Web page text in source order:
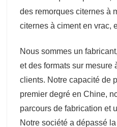
des remorques citernes à
citernes à ciment en vrac,
Nous sommes un
et des formats sur mesure
clients. Notre capacité de
premier degré en Chine,
parcours de fabrication et
Notre société a dépassé